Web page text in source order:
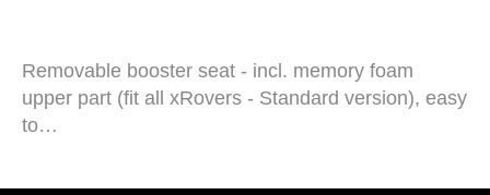
Removable booster seat - incl. memory foam
upper part (fit all xRovers - Standard version), easy
to…